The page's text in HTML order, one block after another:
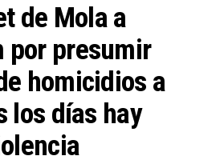
de Mola a
por presumir
homicidios a
los días hay